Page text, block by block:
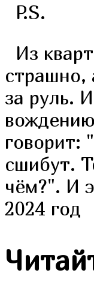
P.S.
Из
страшно,
за руль.
говорит:
сшибут.
чём?". И
2024 год